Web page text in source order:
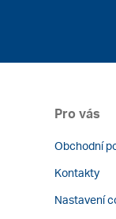
Pro vás
Obchodní
Kontakty
Nastavení